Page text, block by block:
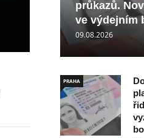
průkazů.
ve výdejním
09.08.2026
PRAHA